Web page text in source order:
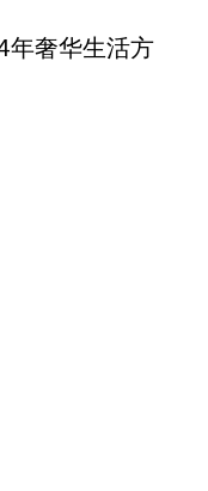
年奢华生活方